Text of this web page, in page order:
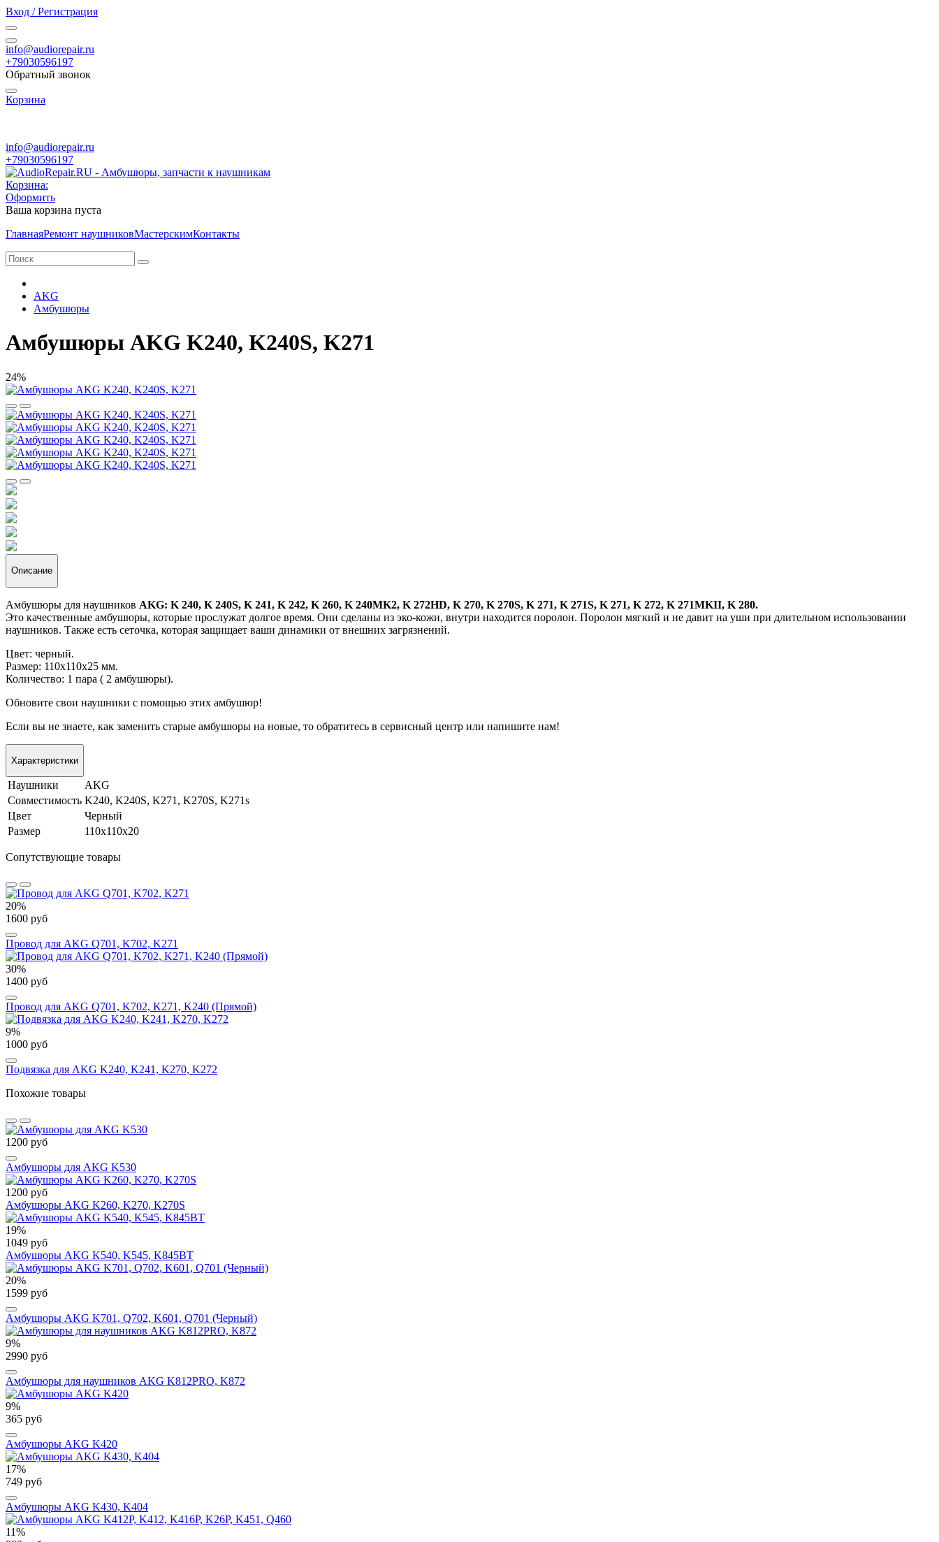
Вход / Регистрация
info@audiorepair.ru
+79030596197
Обратный звонок
Корзина
info@audiorepair.ru
+79030596197
Корзина:
Оформить
Ваша корзина пуста
ГлавнаяРемонт наушниковМастерскимКонтакты
AKG
Амбушюры
Амбушюры AKG K240, K240S, K271
24%
Описание
Амбушюры для наушников AKG: K 240, K 240S, K 241, K 242, K 260, K 240MK2, K 272HD, K 270, K 270S, K 271, K 271S, K 271, K 272, K 271MKII, K 280.
Это качественные амбушюры, которые прослужат долгое время. Они сделаны из эко-кожи, внутри находится поролон. Поролон мягкий и не давит на уши при длительном использовании
наушников. Также есть сеточка, которая защищает ваши динамики от внешних загрязнений.
Цвет: черный.
Размер: 110х110х25 мм.
Количество: 1 пара ( 2 амбушюры).
Обновите свои наушники с помощью этих амбушюр!
Если вы не знаете, как заменить старые амбушюры на новые, то обратитесь в сервисный центр или напишите нам!
Характеристики
Наушники
AKG
Совместимость K240, K240S, K271, K270S, K271s
Цвет
Черный
Размер
110х110х20
Сопутствующие товары
20%
1600 руб
Провод для AKG Q701, K702, K271
30%
1400 руб
Провод для AKG Q701, K702, K271, K240 (Прямой)
9%
1000 руб
Подвязка для AKG K240, K241, K270, K272
Похожие товары
1200 руб
Амбушюры для AKG K530
1200 руб
Амбушюры AKG K260, K270, K270S
19%
1049 руб
Амбушюры AKG K540, K545, K845BT
20%
1599 руб
Амбушюры AKG K701, Q702, K601, Q701 (Черный)
9%
2990 руб
Амбушюры для наушников AKG K812PRO, K872
9%
365 руб
Амбушюры AKG K420
17%
749 руб
Амбушюры AKG K430, K404
11%